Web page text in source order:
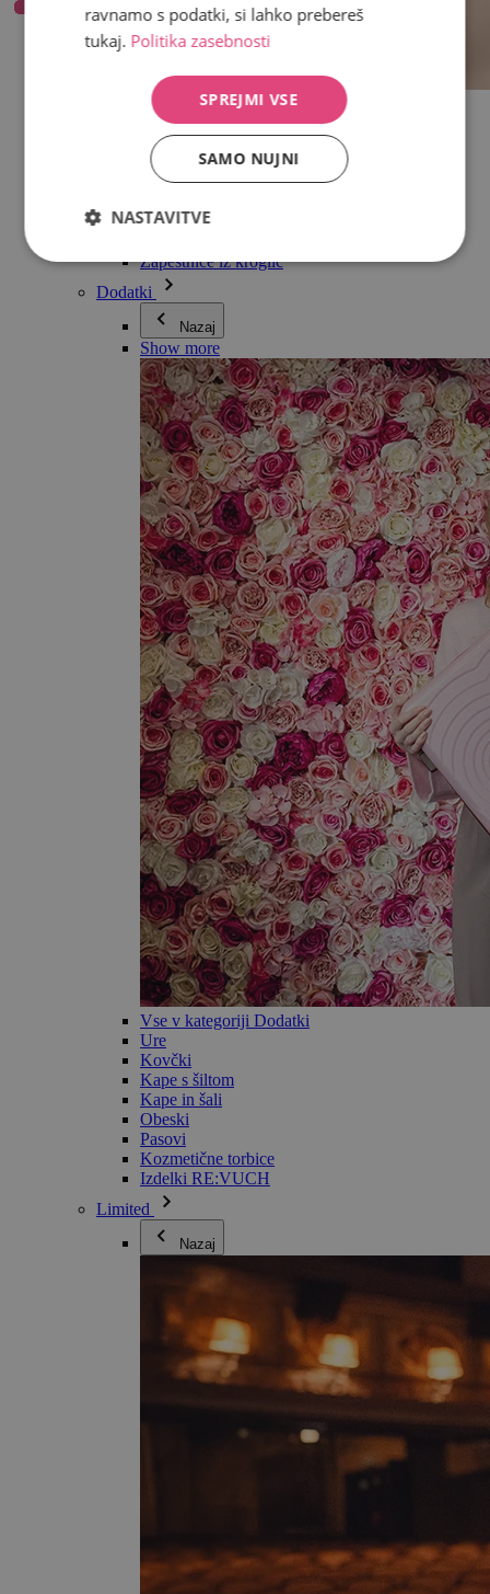
Vse v kategoriji Nakit
Uhani
Zapestnice
Ogrlice
Kolekcija Adéle Pečlové
Nakit za pare
Zapestnice iz kroglic
Dodatki
Nazaj
Show more
Vse v kategoriji Dodatki
Ure
Kovčki
Kape s šiltom
Kape in šali
Obeski
Pasovi
Kozmetične torbice
Izdelki RE:VUCH
Limited
Nazaj
ravnamo s podatki, si lahko prebereš
tukaj. Politika zasebnosti
SPREJMI VSE
SAMO NUJNI
NASTAVITVE